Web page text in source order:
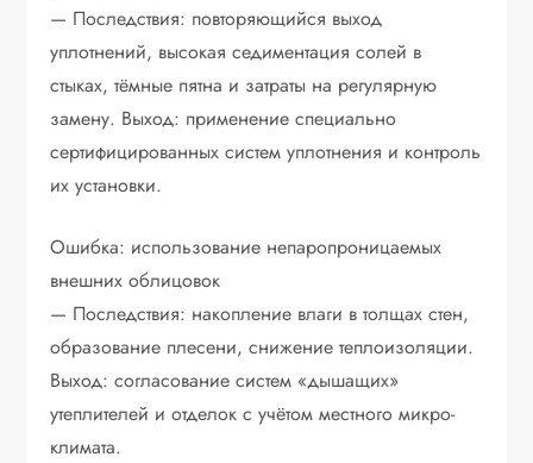
— Последствия: повторяющийся выход
уплотнений, высокая седиментация солей в
стыках, тёмные пятна и затраты на регулярную
замену. Выход: применение специально
сертифицированных систем уплотнения и контроль
их установки.
Ошибка: использование непаропроницаемых
внешних облицовок
— Последствия: накопление влаги в толщах стен,
образование плесени, снижение теплоизоляции.
Выход: согласование систем «дышащих»
утеплителей и отделок с учётом местного микро-
климата.